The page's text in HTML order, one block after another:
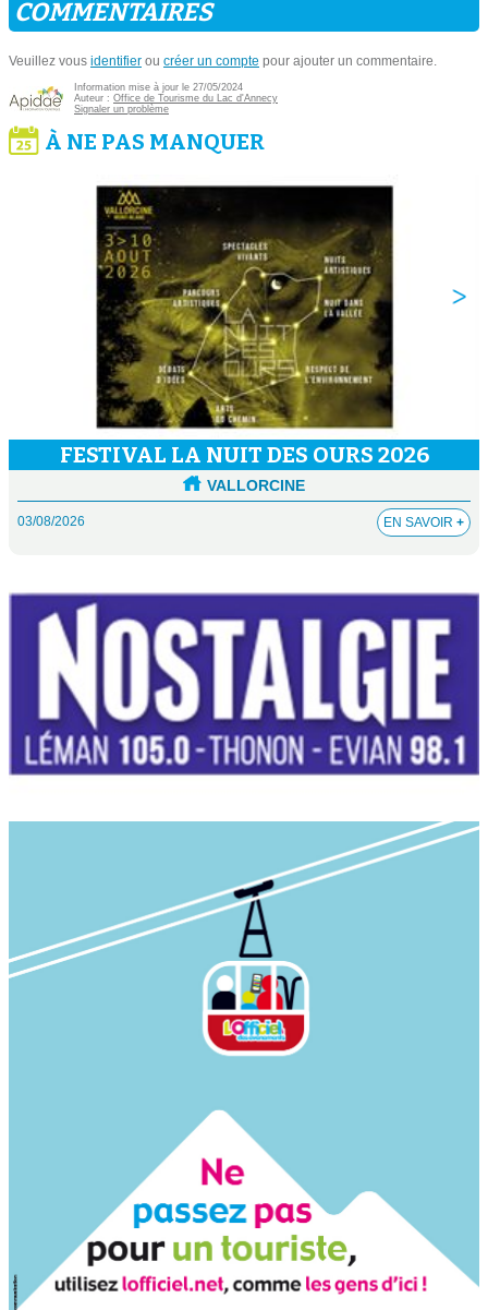
COMMENTAIRES
Veuillez vous identifier ou créer un compte pour ajouter un commentaire.
Information mise à jour le 27/05/2024
Auteur : Office de Tourisme du Lac d'Annecy
Signaler un problème
À NE PAS MANQUER
FESTIVAL LA NUIT DES OURS 2026
VALLORCINE
03/08/2026 EN SAVOIR +